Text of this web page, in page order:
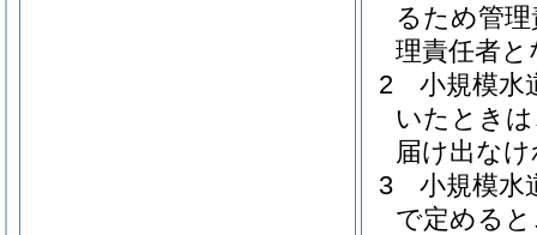
るため管
理責任者
2
小規模水
いたとき
届け出な
3
小規模水
で定める